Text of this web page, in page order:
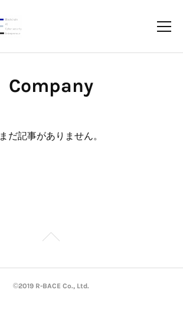
Company
まだ記事がありません。
©2019 R-BACE Co., Ltd.